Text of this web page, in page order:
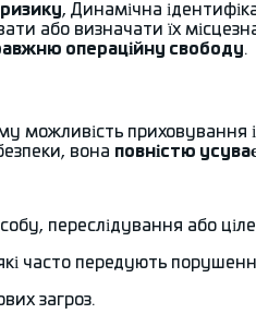
, Динамічна
або визначати їх
операційну свободу.
можливість приховування
вона повністю
переслідування або
часто передують
загроз.